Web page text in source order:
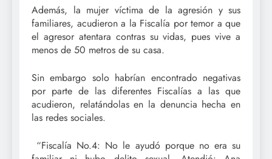
Además, la mujer víctima de la agresión y sus
familiares, acudieron a la Fiscalía por temor a que
el agresor atentara contras su vidas, pues vive a
menos de 50 metros de su casa.
Sin embargo solo habrían encontrado negativas
por parte de las diferentes Fiscalías a las que
acudieron, relatándolas en la denuncia hecha en
las redes sociales.
“Fiscalía No.4: No le ayudó porque no era su